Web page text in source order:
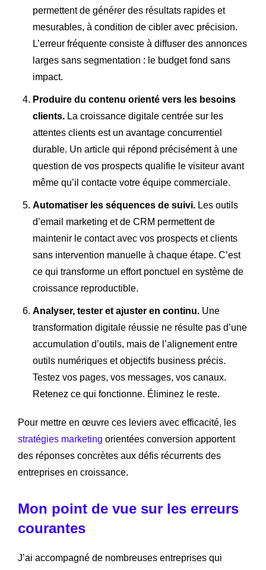
permettent de générer des résultats rapides et
mesurables, à condition de cibler avec précision.
L’erreur fréquente consiste à diffuser des annonces
larges sans segmentation : le budget fond sans
impact.
Produire du contenu orienté vers les besoins
clients. La croissance digitale centrée sur les
attentes clients est un avantage concurrentiel
durable. Un article qui répond précisément à une
question de vos prospects qualifie le visiteur avant
même qu’il contacte votre équipe commerciale.
Automatiser les séquences de suivi. Les outils
d’email marketing et de CRM permettent de
maintenir le contact avec vos prospects et clients
sans intervention manuelle à chaque étape. C’est
ce qui transforme un effort ponctuel en système de
croissance reproductible.
Analyser, tester et ajuster en continu. Une
transformation digitale réussie ne résulte pas d’une
accumulation d’outils, mais de l’alignement entre
outils numériques et objectifs business précis.
Testez vos pages, vos messages, vos canaux.
Retenez ce qui fonctionne. Éliminez le reste.
Pour mettre en œuvre ces leviers avec efficacité, les
stratégies marketing orientées conversion apportent
des réponses concrètes aux défis récurrents des
entreprises en croissance.
Mon point de vue sur les erreurs
courantes
J’ai accompagné de nombreuses entreprises qui